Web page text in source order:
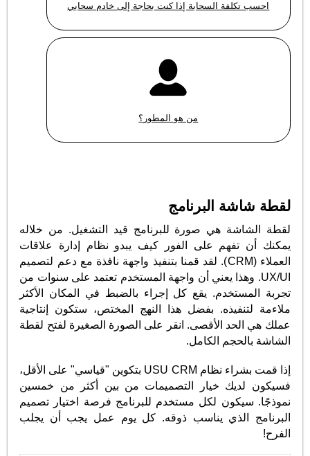
احسب تكلفة السحابة إذا كنت بحاجة إلى خادم سحابي
من هو المطور؟
لقطة شاشة البرنامج
لقطة الشاشة هي صورة للبرنامج قيد التشغيل. من خلاله
يمكنك أن تفهم على الفور كيف يبدو نظام إدارة علاقات
العملاء (CRM). لقد قمنا بتنفيذ واجهة نافذة مع دعم لتصميم
UX/UI. وهذا يعني أن واجهة المستخدم تعتمد على سنوات من
تجربة المستخدم. يقع كل إجراء بالضبط في المكان الأكثر
ملاءمة لتنفيذه. بفضل هذا النهج المختص، ستكون إنتاجية
عملك هي الحد الأقصى. انقر على الصورة الصغيرة لفتح لقطة
الشاشة بالحجم الكامل.
إذا قمت بشراء نظام USU CRM بتكوين "قياسي" على الأقل،
فسيكون لديك خيار التصميمات من بين أكثر من خمسين
نموذجًا. سيكون لكل مستخدم للبرنامج فرصة اختيار تصميم
البرنامج الذي يناسب ذوقه. كل يوم عمل يجب أن يجلب
الفرح!